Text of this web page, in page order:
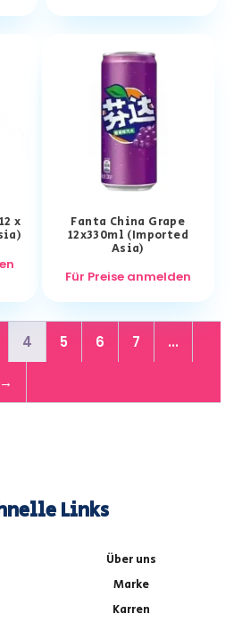
x Fanta China Grape
12x330ml (Imported
Asia)
Für Preise anmelden
4 5 6 7 ...
→
Links
Über uns
Marke
Karren